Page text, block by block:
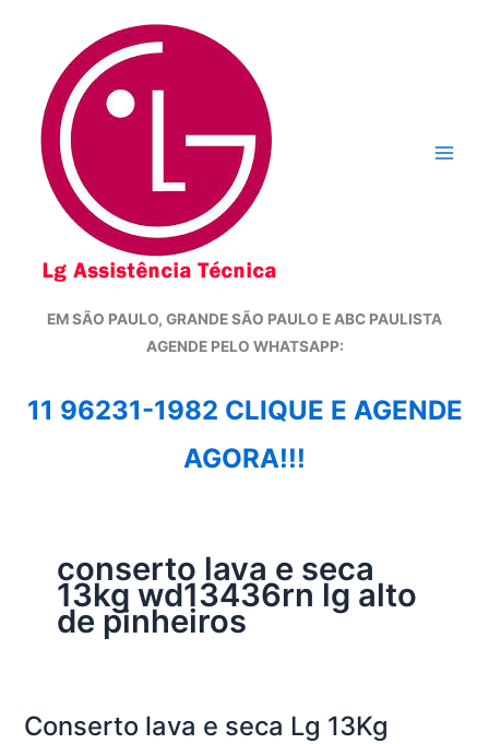
conteúdo
EM SÃO PAULO, GRANDE SÃO PAULO E ABC PAULISTA
AGENDE PELO WHATSAPP:
11 96231-1982 CLIQUE E AGENDE
AGORA!!!
conserto lava e seca
13kg wd13436rn lg alto
de pinheiros
Conserto lava e seca Lg 13Kg